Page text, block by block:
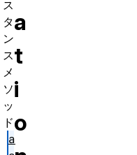
a
t
i
o
ス
タ
ン
ス
メ
ソ
ッ
ド
a